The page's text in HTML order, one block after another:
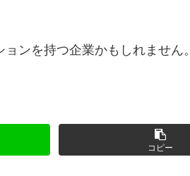
ンを持つ企業かもしれません。
コピー